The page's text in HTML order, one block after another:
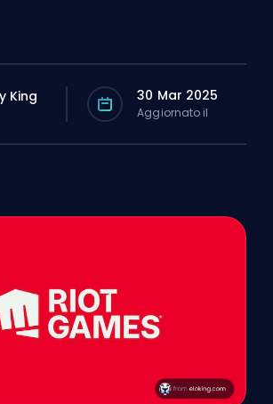
King 30 Mar 2025
Aggiornato il